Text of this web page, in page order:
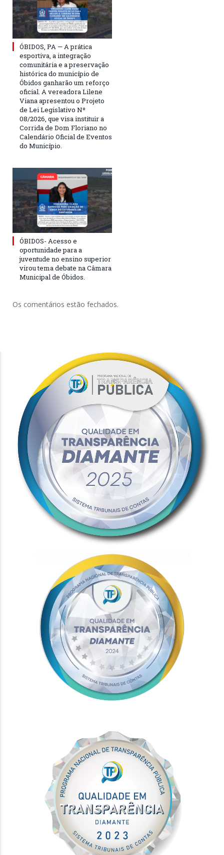
ÓBIDOS, PA — A prática
esportiva, a integração
comunitária e a preservação
histórica do município de
Óbidos ganharão um reforço
oficial. A vereadora Lilene
Viana apresentou o Projeto
de Lei Legislativo Nº
08/2026, que visa instituir a
Corrida de Dom Floriano no
Calendário Oficial de Eventos
do Município.
ÓBIDOS- Acesso e
oportunidade para a
juventude no ensino superior
virou tema debate na Câmara
Municipal de Óbidos.
Os comentários estão fechados.